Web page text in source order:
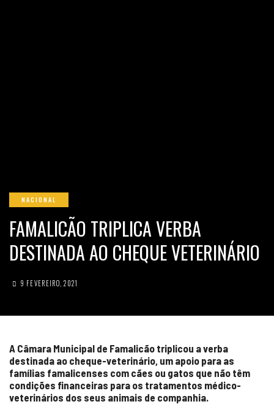
NACIONAL
FAMALICÃO TRIPLICA VERBA
DESTINADA AO CHEQUE VETERINÁRIO
9 FEVEREIRO, 2021
A Câmara Municipal de Famalicão triplicou a verba
destinada ao cheque-veterinário, um apoio para as
famílias famalicenses com cães ou gatos que não têm
condições financeiras para os tratamentos médico-
veterinários dos seus animais de companhia.